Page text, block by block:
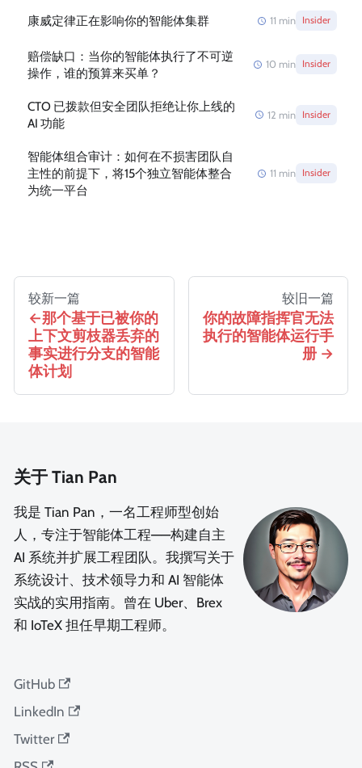
康威定律正在影响你的智能体集群 11 min Insider
赔偿缺口：当你的智能体执行了不可逆
操作，谁的预算来买单？
10 min Insider
CTO 已拨款但安全团队拒绝让你上线的
AI 功能
12 min Insider
智能体组合审计：如何在不损害团队自
主性的前提下，将15个独立智能体整合
为统一平台
11 min Insider
较新一篇
那个基于已被你的
上下文剪枝器丢弃的
事实进行分支的智能
体计划
较旧一篇
你的故障指挥官无法
执行的智能体运行手
册
关于 Tian Pan
我是 Tian Pan，一名工程师型创始
人，专注于智能体工程——构建自主
AI 系统并扩展工程团队。我撰写关于
系统设计、技术领导力和 AI 智能体
实战的实用指南。曾在 Uber、Brex
和 IoTeX 担任早期工程师。
GitHub
LinkedIn
Twitter